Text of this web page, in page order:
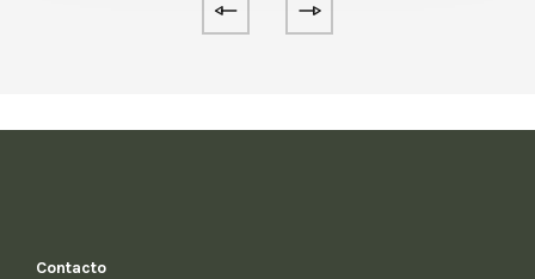
Contacto